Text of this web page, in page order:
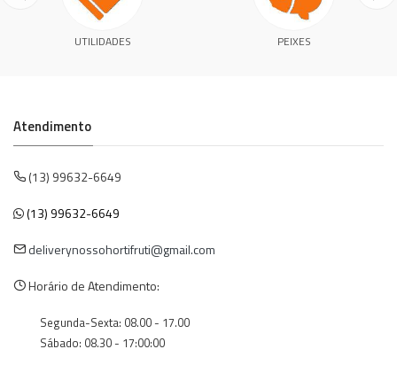
UTILIDADES PEIXES
Atendimento
(13) 99632-6649
(13) 99632-6649
deliverynossohortifruti@gmail.com
Horário de Atendimento:
Segunda-Sexta: 08.00 - 17.00
Sábado: 08.30 - 17:00:00